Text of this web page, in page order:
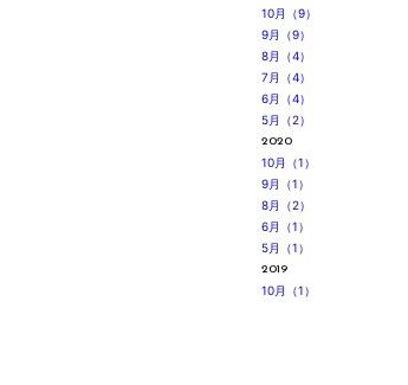
10月（9）
9月（9）
8月（4）
7月（4）
6月（4）
5月（2）
2020
10月（1）
9月（1）
8月（2）
6月（1）
5月（1）
2019
10月（1）